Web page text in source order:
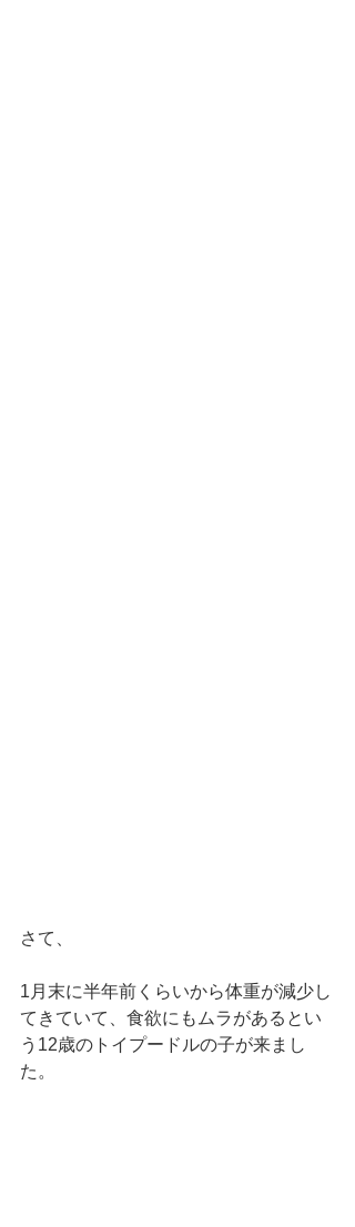
さて、
1月末に半年前くらいから体重が減少し
てきていて、食欲にもムラがあるとい
う12歳のトイプードルの子が来まし
た。